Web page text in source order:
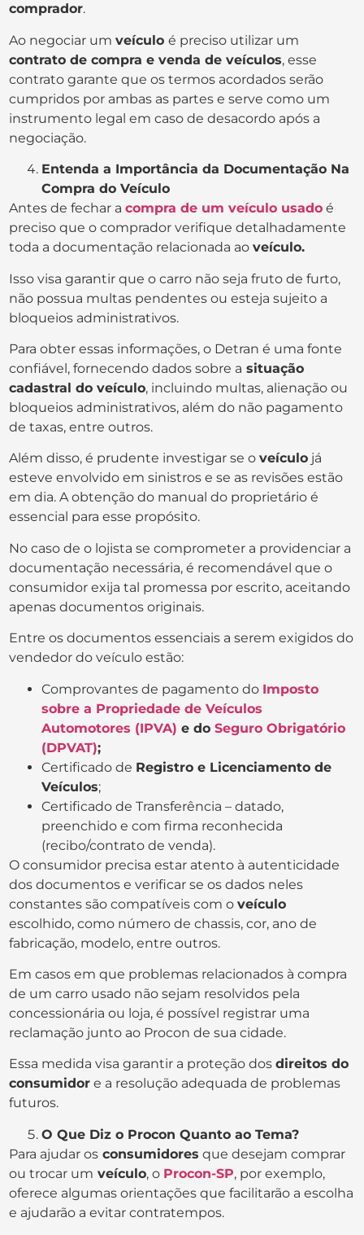
comprador.
Ao negociar umveículoé preciso utilizar um
contrato de compra e venda de veículos, esse
contrato garante que os termos acordados serão
cumpridos por ambas as partes e serve como um
instrumento legal em caso de desacordo após a
negociação.
Entenda a Importância da Documentação Na
Compra do Veículo
Antes de fechar acompra de um veículo usado é
preciso que o comprador verifique detalhadamente
toda a documentação relacionada aoveículo.
Isso visa garantir que o carro não seja fruto de furto,
não possua multas pendentes ou esteja sujeito a
bloqueios administrativos.
Para obter essas informações, o Detran é uma fonte
confiável, fornecendo dados sobre a situação
cadastral do veículo, incluindo multas, alienação ou
bloqueios administrativos, além do não pagamento
de taxas, entre outros.
Além disso, é prudente investigar se oveículo já
esteve envolvido em sinistros e se as revisões estão
em dia. A obtenção do manual do proprietário é
essencial para esse propósito.
No caso de o lojista se comprometer a providenciar a
documentação necessária, é recomendável que o
consumidor exija tal promessa por escrito, aceitando
apenas documentos originais.
Entre os documentos essenciais a serem exigidos do
vendedor do veículo estão:
Comprovantes de pagamento do Imposto
sobre a Propriedade de Veículos
Automotores (IPVA) e do Seguro Obrigatório
(DPVAT);
Certificado de Registro e Licenciamento de
Veículos;
Certificado de Transferência – datado,
preenchido e com firma reconhecida
(recibo/contrato de venda).
O consumidor precisa estar atento à autenticidade
dos documentos e verificar se os dados neles
constantes são compatíveis com oveículo
escolhido, como número de chassis, cor, ano de
fabricação, modelo, entre outros.
Em casos em que problemas relacionados à compra
de um carro usado não sejam resolvidos pela
concessionária ou loja, é possível registrar uma
reclamação junto ao Procon de sua cidade.
Essa medida visa garantir a proteção dosdireitos do
consumidor e a resolução adequada de problemas
futuros.
O Que Diz o Procon Quanto ao Tema?
Para ajudar os consumidores que desejam comprar
ou trocar um veículo, o Procon-SP, por exemplo,
oferece algumas orientações que facilitarão a escolha
e ajudarão a evitar contratempos.